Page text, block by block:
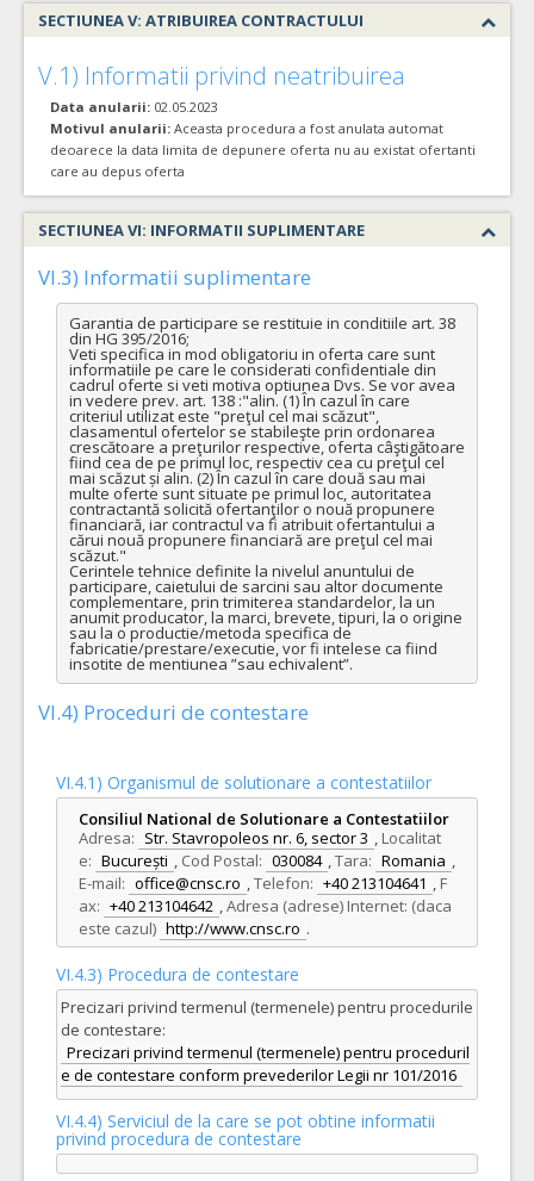
SECTIUNEA V: ATRIBUIREA CONTRACTULUI
V.1) Informatii privind neatribuirea
Data anularii: 02.05.2023
Motivul anularii: Aceasta procedura a fost anulata automat
deoarece la data limita de depunere oferta nu au existat ofertanti
care au depus oferta
SECTIUNEA VI: INFORMATII SUPLIMENTARE
VI.3) Informatii suplimentare
Garantia de participare se restituie in conditiile art. 38
din HG 395/2016;
Veti specifica in mod obligatoriu in oferta care sunt
informatiile pe care le considerati confidentiale din
cadrul oferte si veti motiva optiunea Dvs. Se vor avea
in vedere prev. art. 138 :"alin. (1) În cazul în care
criteriul utilizat este "preţul cel mai scăzut",
clasamentul ofertelor se stabileşte prin ordonarea
crescătoare a preţurilor respective, oferta câştigătoare
fiind cea de pe primul loc, respectiv cea cu preţul cel
mai scăzut și alin. (2) În cazul în care două sau mai
multe oferte sunt situate pe primul loc, autoritatea
contractantă solicită ofertanţilor o nouă propunere
financiară, iar contractul va fi atribuit ofertantului a
cărui nouă propunere financiară are preţul cel mai
scăzut."
Cerintele tehnice definite la nivelul anuntului de
participare, caietului de sarcini sau altor documente
complementare, prin trimiterea standardelor, la un
anumit producator, la marci, brevete, tipuri, la o origine
sau la o productie/metoda specifica de
fabricatie/prestare/executie, vor fi intelese ca fiind
insotite de mentiunea ”sau echivalent”.
VI.4) Proceduri de contestare
VI.4.1) Organismul de solutionare a contestatiilor
Consiliul National de Solutionare a Contestatiilor
Adresa: Str. Stavropoleos nr. 6, sector 3 , Localitat
e: București , Cod Postal: 030084 ,Tara: Romania ,
E-mail: office@cnsc.ro ,Telefon: +40 213104641 , F
ax: +40 213104642 ,Adresa (adrese) Internet: (daca
este cazul) http://www.cnsc.ro .
VI.4.3) Procedura de contestare
Precizari privind termenul (termenele) pentru procedurile
de contestare:
Precizari privind termenul (termenele) pentru proceduril
e de contestare conform prevederilor Legii nr 101/2016
VI.4.4) Serviciul de la care se pot obtine informatii
privind procedura de contestare